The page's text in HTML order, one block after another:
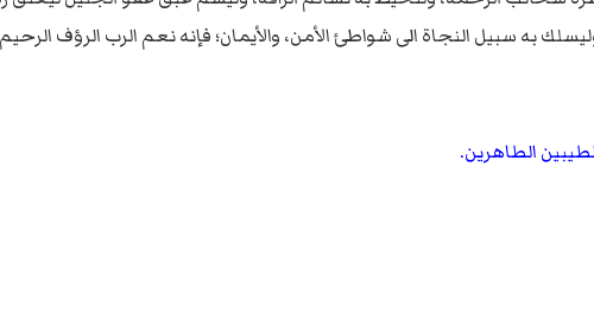
به سبيل النجاة الى شواطئ الأمن، والأيمان؛ فإنه نعم الرب الرؤف الرحيم
الطاهرين.